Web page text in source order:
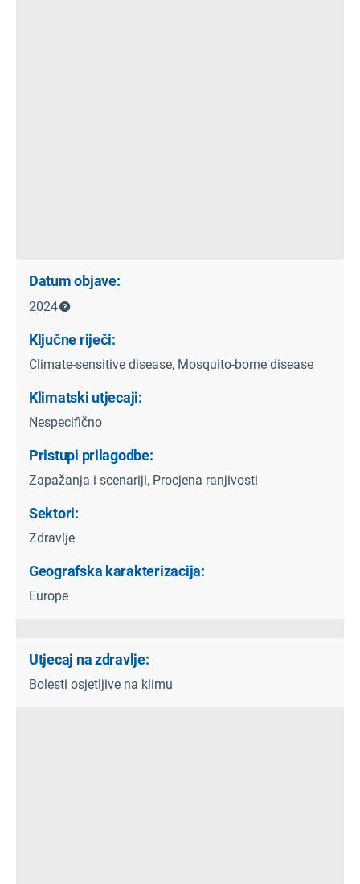
Datum objave:
2024
Ključne riječi:
Climate-sensitive disease, Mosquito-borne disease
Klimatski utjecaji:
Nespecifično
Pristupi prilagodbe:
Zapažanja i scenariji, Procjena ranjivosti
Sektori:
Zdravlje
Geografska karakterizacija:
Europe
Utjecaj na zdravlje:
Bolesti osjetljive na klimu